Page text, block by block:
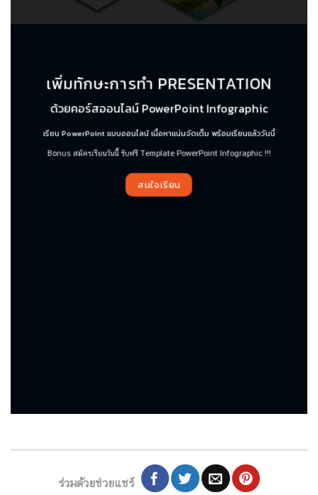
เพิ่มทักษะการทำ PRESENTATION
ด้วยคอร์สออนไลน์ PowerPoint Infographic
เรียน PowerPoint แบบออนไลน์ เนื้อหาแน่นจัดเต็ม พร้อมเรียนแล้ววันนี้
Bonus สมัครเรียนวันนี้ รับฟรี Template PowerPoint Infographic !!!
สนใจเรียน
ร่วมด้วยช่วยแชร์